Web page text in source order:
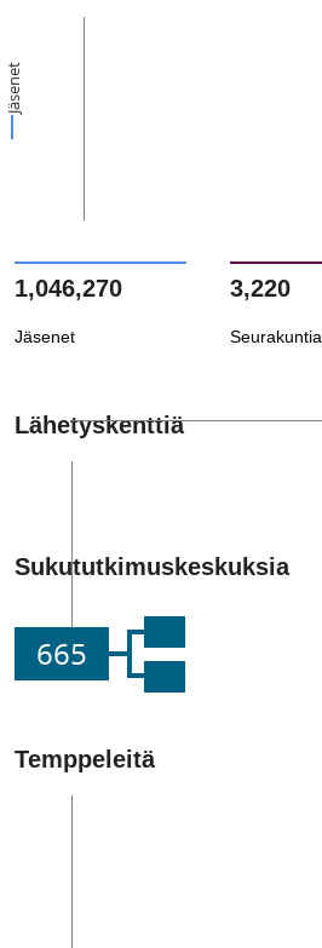
Jäsenet
1,046,270
Jäsenet
3,220
Seurakuntia
Lähetyskenttiä
Sukututkimuskeskuksia
665
Temppeleitä